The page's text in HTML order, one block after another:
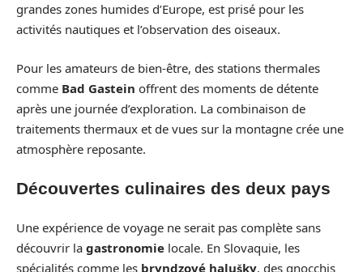
grandes zones humides d’Europe, est prisé pour les
activités nautiques et l’observation des oiseaux.
Pour les amateurs de bien-être, des stations thermales
comme Bad Gastein offrent des moments de détente
après une journée d’exploration. La combinaison de
traitements thermaux et de vues sur la montagne crée une
atmosphère reposante.
Découvertes culinaires des deux pays
Une expérience de voyage ne serait pas complète sans
découvrir la gastronomie locale. En Slovaquie, les
spécialités comme les bryndzové halušky, des gnocchis